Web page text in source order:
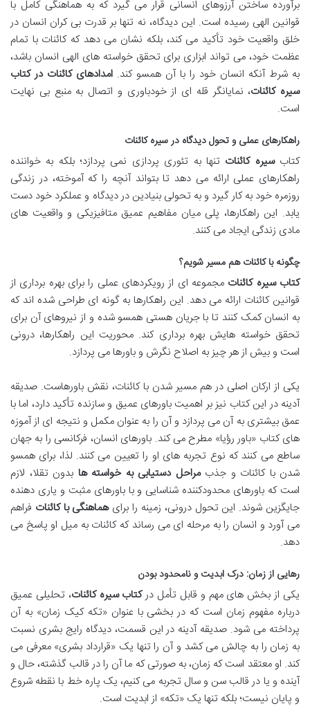
برآورده ساختن آرزوهای انسانی قرار می گیرد که به هماهنگی کامل با
قوانین الهی رسیده است. این دیدگاه، نه تنها بر قدرت بی کران انسان در
خلق واقعیت خود تأکید می کند، بلکه نشان می دهد که کائنات با تمام
عظمت خود، می تواند ابزاری برای تحقق خواسته های الهی انسان باشد،
به شرط آنکه انسان خود را با آن همسو کند. امدادهای کائنات در کتاب
سیره کائنات، نمایانگر قله ای از خودباوری و اتصال به منبع بی نهایت
است.
راهکارهای عملی و تحول دیدگاه در سیره کائنات
کتابسیره کائنات تنها به تئوری پردازی نمی پردازد؛ بلکه به خواننده
راهکارهای عملی ارائه می دهد تا بتواند آنچه را که آموخته، در زندگی
روزمره خود به کار گیرد و به تحولی بنیادین در دیدگاه و عملکرد خود دست
یابد. این راهکارها، پلی میان مفاهیم عمیق متافیزیکی و واقعیت های
مادی زندگی ایجاد می کنند.
چگونه با کائنات هم مسیر شویم؟
کتاب سیره کائنات مجموعه ای از رویکردهای عملی را برای بهره برداری از
قوانین کائنات ارائه می دهد. این راهکارها به گونه ای طراحی شده اند که
به انسان کمک کنند تا با جریان هستی همسو شده و از نیروهای آن برای
تحقق خواسته هایش بهره برداری کند. محوریت این راهکارها، درونی
است و بیش از هر چیز به اصلاح نگرش و باورها می پردازد.
یکی از ارکان اصلی در هم مسیر شدن با کائنات، نقش باورهاست. صدیقه
آدینه در این کتاب نیز بر اهمیت باورهای عمیق و سازنده تأکید دارد، اما با
عمق بیشتری به آن می پردازد و آن را به عنوان مکمل و نتیجه ای از آموزه
های کتاب «باور رؤیا» مطرح می کند. باورهای انسان، فرکانسی را به جهان
ساطع می کنند که نوع تجربه های او را تعیین می کنند. لذا، برای همسو
شدن با کائنات و جذبمراحل دستیابی به خواسته ها بدون تقلا، لازم
است که باورهای محدودکننده شناسایی و با باورهای مثبت و یاری دهنده
جایگزین شوند. این تحول درونی، زمینه را برایهماهنگی با کائنات فراهم
می آورد و انسان را به مرحله ای می رساند که کائنات به میل او پاسخ می
دهد.
رهایی از زمان: درک ابدیت و نامحدود بودن
یکی از بخش های مهم و قابل تأمل درکتاب سیره کائنات، تحلیلی عمیق
درباره مفهوم زمان است که در بخشی با عنوان «تکه کیک زمان» به آن
پرداخته می شود. صدیقه آدینه در این قسمت، دیدگاه رایج بشری نسبت
به زمان را به چالش می کشد و آن را تنها یک «قرارداد بشری» معرفی می
کند. او معتقد است که زمان، به صورتی که ما آن را در قالب گذشته، حال و
آینده و یا در قالب سن و سال تجربه می کنیم، یک پاره خط با نقطه شروع
و پایان نیست؛ بلکه تنها یک «تکه» از ابدیت است.